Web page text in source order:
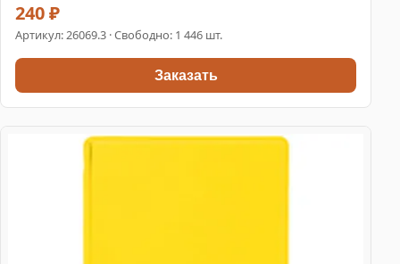
240 ₽
Артикул:26069.3 · Свободно: 1 446 шт.
Заказать